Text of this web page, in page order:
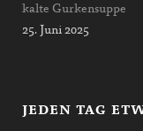
kalte Gurkensuppe
25. Juni 2025
JEDEN TAG